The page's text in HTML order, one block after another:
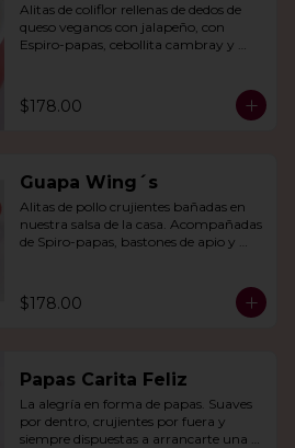
Alitas de coliflor rellenas de dedos de
queso veganos con jalapeño, con
Espiro-papas, cebollita cambray y
$178.00
Guapa Wing´s
Alitas de pollo crujientes bañadas en
nuestra salsa de la casa. Acompañadas
de Spiro-papas, bastones de apio y
$178.00
Papas Carita Feliz
La alegría en forma de papas. Suaves
por dentro, crujientes por fuera y
siempre dispuestas a arrancarte una